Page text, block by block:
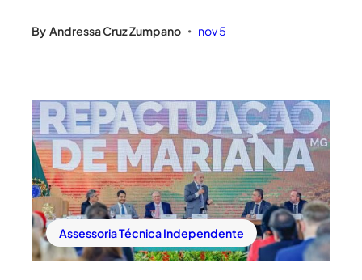
By Andressa Cruz Zumpano • nov 5
Assessoria Técnica Independente